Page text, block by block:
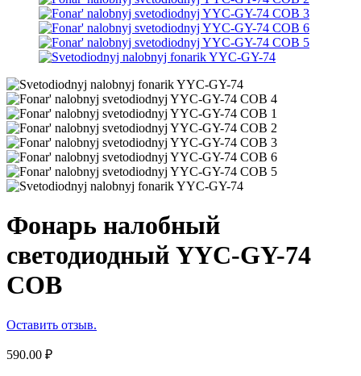
Фонарь налобный
светодиодный YYC-GY-74
COB
Оставить отзыв.
590.00 ₽